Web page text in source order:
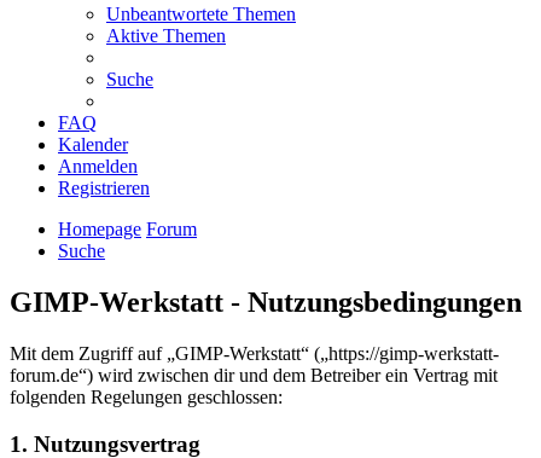
Unbeantwortete Themen
Aktive Themen
Suche
FAQ
Kalender
Anmelden
Registrieren
Homepage Forum
Suche
GIMP-Werkstatt - Nutzungsbedingungen
Mit dem Zugriff auf „GIMP-Werkstatt“ („https://gimp-werkstatt-
forum.de“) wird zwischen dir und dem Betreiber ein Vertrag mit
folgenden Regelungen geschlossen:
1. Nutzungsvertrag